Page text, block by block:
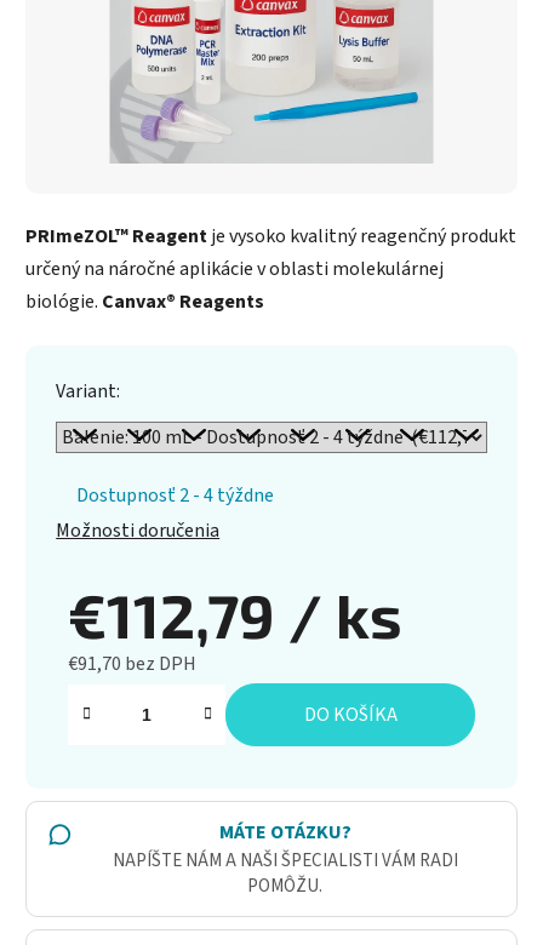
PRImeZOL™ Reagentje vysoko kvalitný reagenčný produkt
určený na náročné aplikácie v oblasti molekulárnej
biológie. Canvax® Reagents
Variant:
Dostupnosť 2 - 4 týždne
Možnosti doručenia
€112,79 / ks
€91,70 bez DPH
Jednotková cena:
DO KOŠÍKA
MÁTE OTÁZKU?
NAPÍŠTE NÁM A NAŠI ŠPECIALISTI VÁM RADI
POMÔŽU.